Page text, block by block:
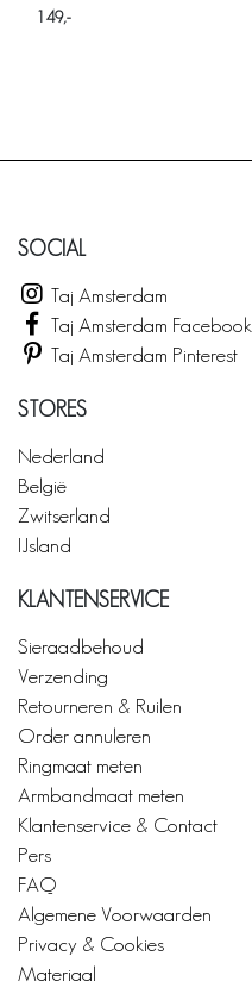
149
SOCIAL
Taj Amsterdam
Taj Amsterdam Facebook
Taj Amsterdam Pinterest
STORES
Nederland
België
Zwitserland
IJsland
KLANTENSERVICE
Sieraadbehoud
Verzending
Retourneren & Ruilen
Order annuleren
Ringmaat meten
Armbandmaat meten
Klantenservice & Contact
Pers
FAQ
Algemene Voorwaarden
Privacy & Cookies
Materiaal